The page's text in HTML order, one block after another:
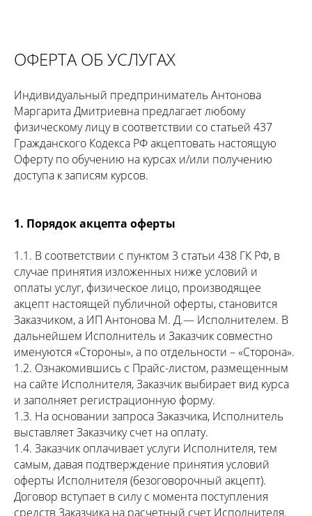
ОФЕРТА ОБ УСЛУГАХ
Индивидуальный предприниматель Антонова
Маргарита Дмитриевна предлагает любому
физическому лицу в соответствии со статьей 437
Гражданского Кодекса РФ акцептовать настоящую
Оферту по обучению на курсах и/или получению
доступа к записям курсов.
1. Порядок акцепта оферты
1.1. В соответствии с пунктом 3 статьи 438 ГК РФ, в
случае принятия изложенных ниже условий и
оплаты услуг, физическое лицо, производящее
акцепт настоящей публичной оферты, становится
Заказчиком, а ИП Антонова М. Д.— Исполнителем. В
дальнейшем Исполнитель и Заказчик совместно
именуются «Стороны», а по отдельности – «Сторона».
1.2. Ознакомившись с Прайс-листом, размещенным
на сайте Исполнителя, Заказчик выбирает вид курса
и заполняет регистрационную форму.
1.3. На основании запроса Заказчика, Исполнитель
выставляет Заказчику счет на оплату.
1.4. Заказчик оплачивает услуги Исполнителя, тем
самым, давая подтверждение принятия условий
оферты Исполнителя (безоговорочный акцепт).
Договор вступает в силу с момента поступления
средств Заказчика на расчетный счет Исполнителя.